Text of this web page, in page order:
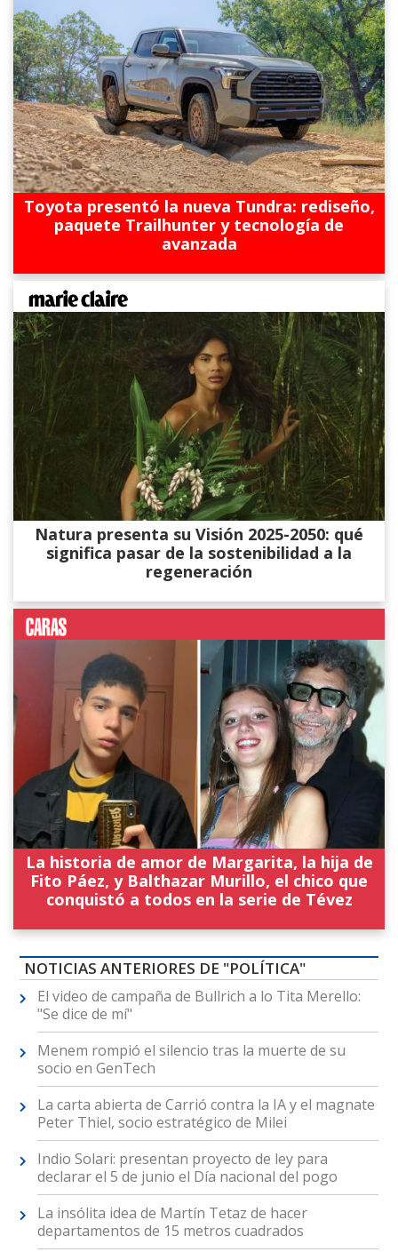
Toyota presentó la nueva Tundra: rediseño,
paquete Trailhunter y tecnología de
avanzada
Natura presenta su Visión 2025-2050: qué
significa pasar de la sostenibilidad a la
regeneración
La historia de amor de Margarita, la hija de
Fito Páez, y Balthazar Murillo, el chico que
conquistó a todos en la serie de Tévez
NOTICIAS ANTERIORES DE "POLÍTICA"
El video de campaña de Bullrich a lo Tita Merello:
"Se dice de mí"
Menem rompió el silencio tras la muerte de su
socio en GenTech
La carta abierta de Carrió contra la IA y el magnate
Peter Thiel, socio estratégico de Milei
Indio Solari: presentan proyecto de ley para
declarar el 5 de junio el Día nacional del pogo
La insólita idea de Martín Tetaz de hacer
departamentos de 15 metros cuadrados